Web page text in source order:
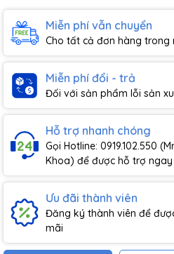
Miễn phí vẫn chuyển
Cho tất cả đơn hàng trong
Miễn phí đổi - trả
Đối với sản phẩm lỗi sản
Hỗ trợ nhanh chóng
Gọi Hotline: 0919.102.550
Khoa) để được hỗ trợ
Ưu đãi thành viên
Đăng ký thành viên để
mãi